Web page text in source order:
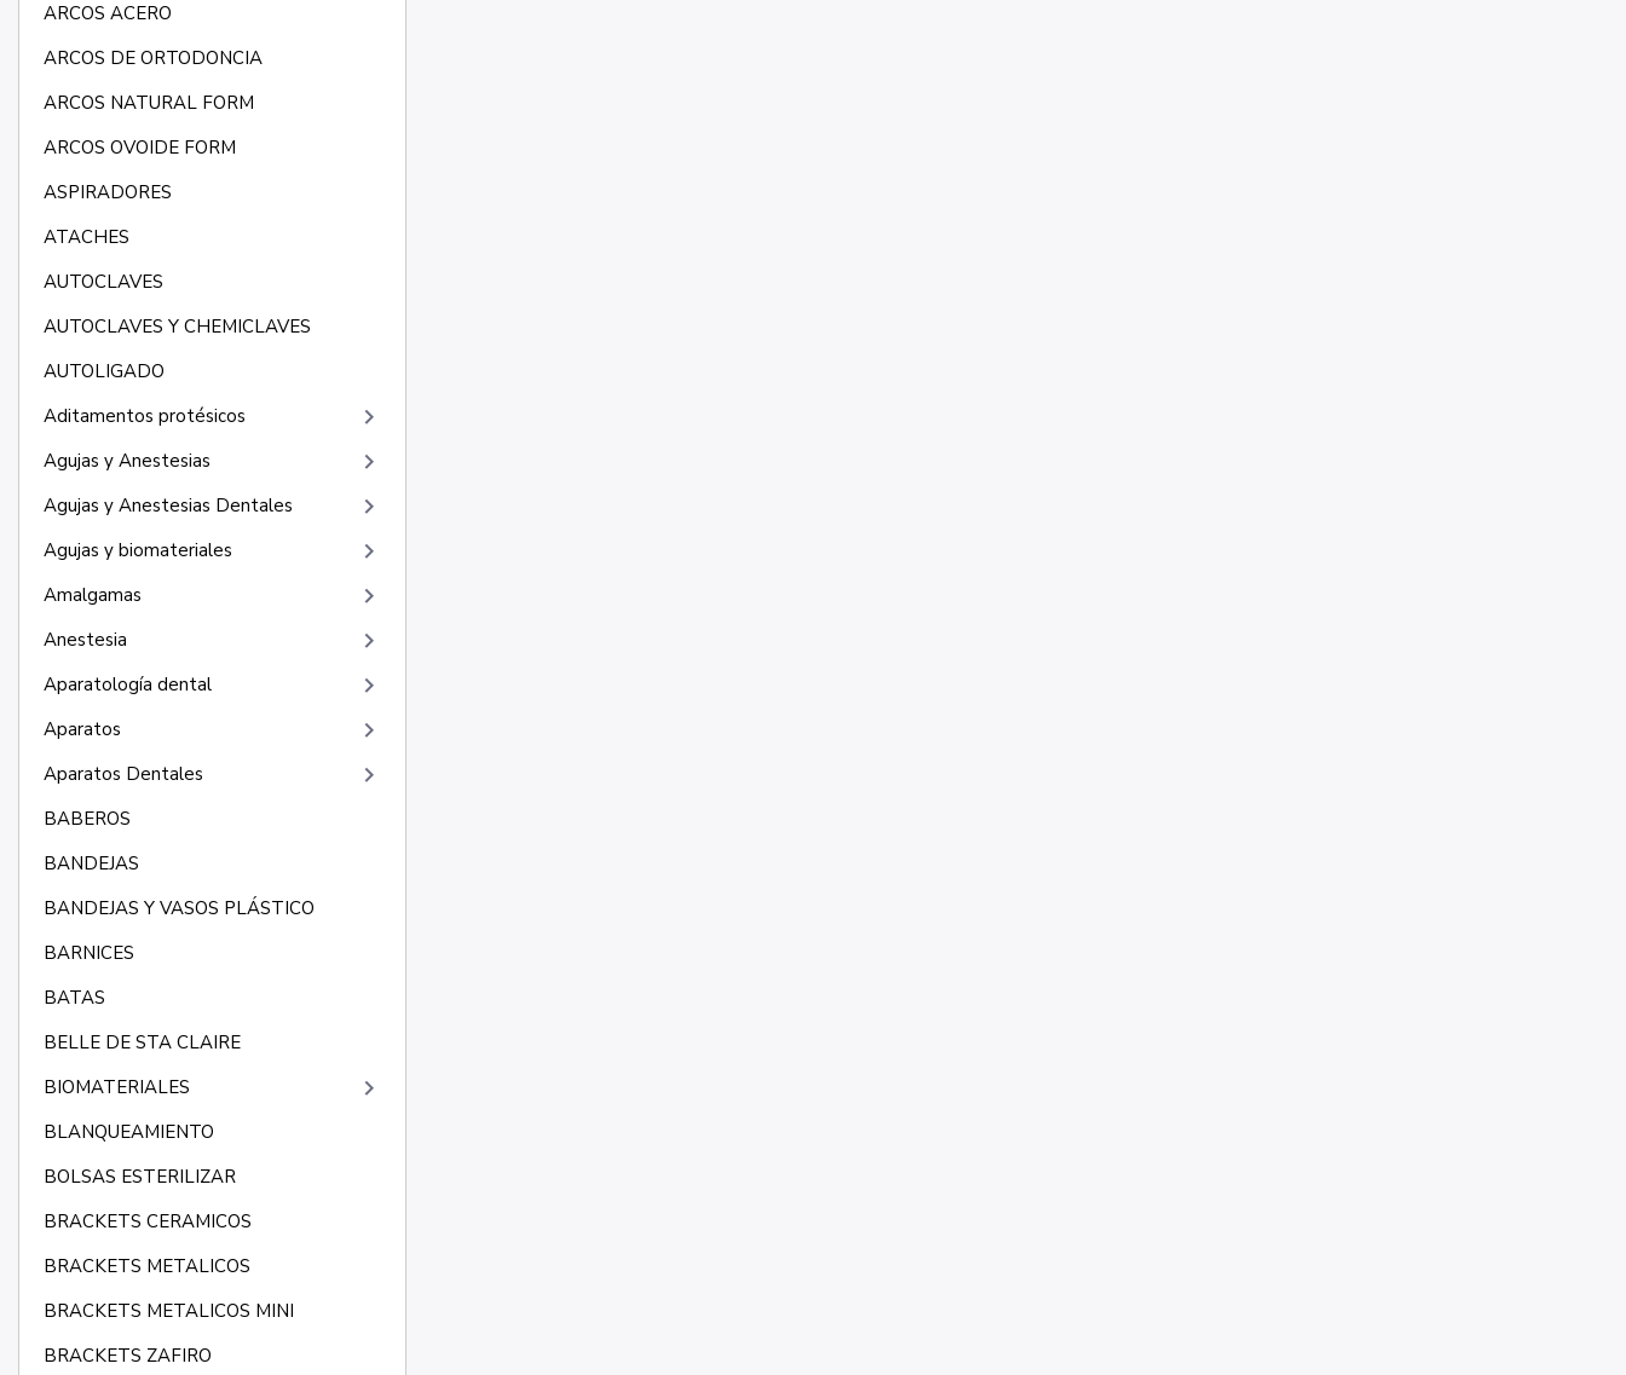
ARCOS ACERO
ARCOS DE ORTODONCIA
ARCOS NATURAL FORM
ARCOS OVOIDE FORM
ASPIRADORES
ATACHES
AUTOCLAVES
AUTOCLAVES Y CHEMICLAVES
AUTOLIGADO
Aditamentos protésicos
keyboard_arrow_right
Agujas y Anestesias keyboard_arrow_right
Agujas y Anestesias Dentales keyboard_arrow_right
Agujas y biomateriales keyboard_arrow_right
Amalgamas keyboard_arrow_right
Anestesia keyboard_arrow_right
Aparatología dental keyboard_arrow_right
Aparatos keyboard_arrow_right
Aparatos Dentales keyboard_arrow_right
BABEROS
BANDEJAS
BANDEJAS Y VASOS PLÁSTICO
BARNICES
BATAS
BELLE DE STA CLAIRE
BIOMATERIALES
keyboard_arrow_right
BLANQUEAMIENTO
BOLSAS ESTERILIZAR
BRACKETS CERAMICOS
BRACKETS METALICOS
BRACKETS METALICOS MINI
BRACKETS ZAFIRO